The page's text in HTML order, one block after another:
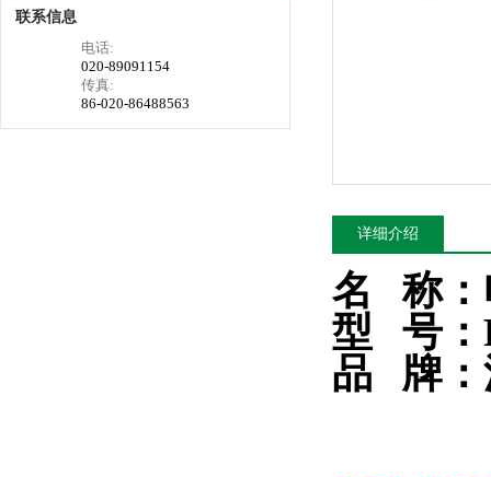
联系信息
电话:
020-89091154
传真:
86-020-86488563
详细介绍
名
称
型
号
品 牌 ：